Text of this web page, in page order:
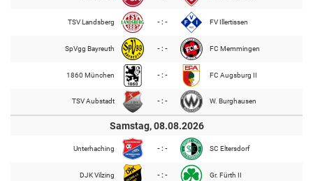
TSV Landsberg - : - FV Illertissen
SpVgg Bayreuth - : - FC Memmingen
1860 München - : - FC Augsburg II
TSV Aubstadt - : - W. Burghausen
Samstag, 08.08.2026
Unterhaching - : - SC Eltersdorf
DJK Vilzing - : - Gr. Fürth II